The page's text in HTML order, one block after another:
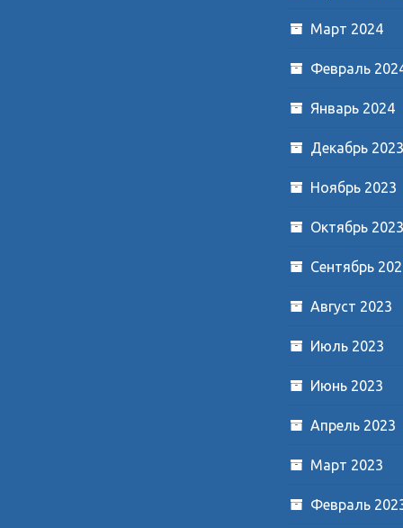
Март 2024
Февраль
Январь 2024
Декабрь 2023
Ноябрь 2023
Октябрь 2023
Сентябрь
Август 2023
Июль 2023
Июнь 2023
Апрель 2023
Март 2023
Февраль